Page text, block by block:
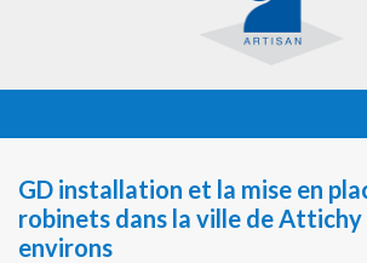
GD installation et la mise en
robinets dans la ville de Attichy
environs